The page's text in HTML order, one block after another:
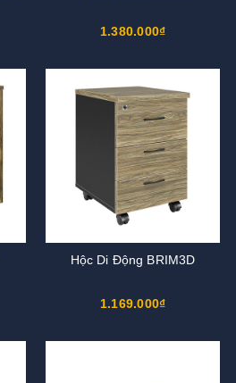
1.380.000₫
Hộc Di Động BRIM3D
1.169.000₫